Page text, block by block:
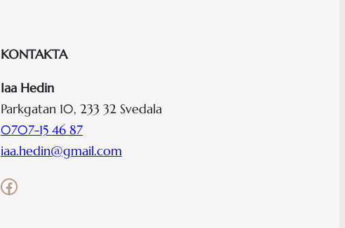
KONTAKTA
Iaa Hedin
Parkgatan 10, 233 32 Svedala
0707-15 46 87
iaa.hedin@gmail.com
Facebook